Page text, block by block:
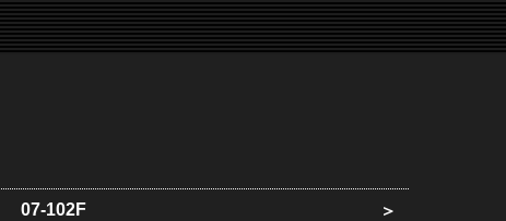
07-102F ＞